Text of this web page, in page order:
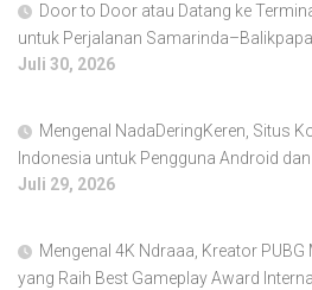
Door to Door atau Datang ke
untuk Perjalanan
Juli 30, 2026
Mengenal NadaDeringKeren, Situs
Indonesia untuk Pengguna Android
Juli 29, 2026
Mengenal 4K Ndraaa, Kreator
yang Raih Best Gameplay Award